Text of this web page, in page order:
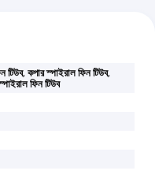
টিউব,কপার স্পাইরাল ফিন টিউব,
ফিন টিউব